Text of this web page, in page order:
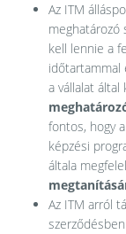
Az ITM
meghatározó
kell lennie a
időtartammal
a vállalat
fontos, hogy
képzési
általa
Az ITM arról